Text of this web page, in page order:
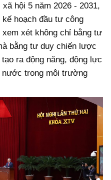
hội 5 năm 2026 - 2031,
hoạch đầu tư công
xét không chỉ bằng tư
bằng tư duy chiến lược
ra động năng, động lực
trong môi trường